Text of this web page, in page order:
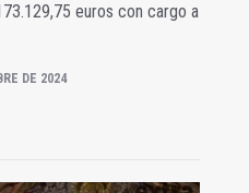
euros con cargo a
DE 2024